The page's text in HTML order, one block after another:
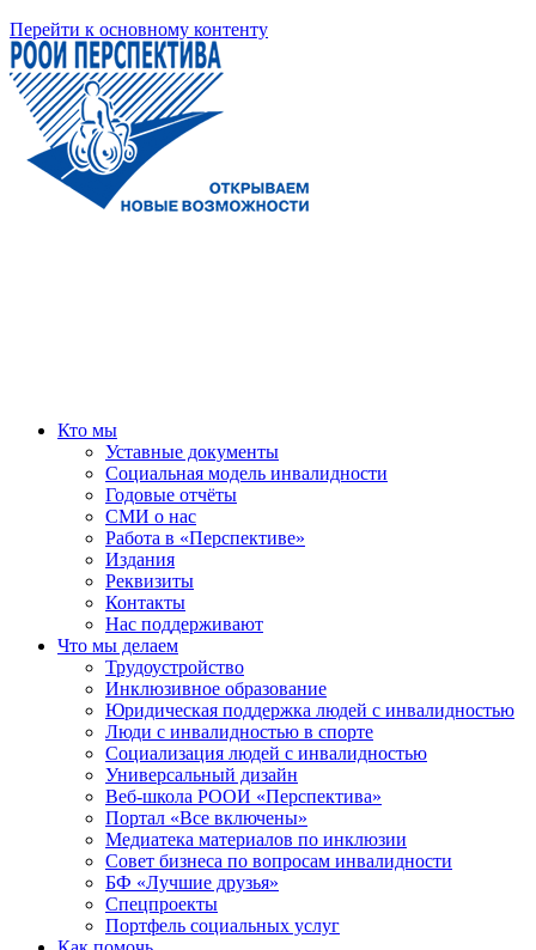
Перейти к основному контенту
Кто мы
Уставные документы
Социальная модель инвалидности
Годовые отчёты
СМИ о нас
Работа в «Перспективе»
Издания
Реквизиты
Контакты
Нас поддерживают
Что мы делаем
Трудоустройство
Инклюзивное образование
Юридическая поддержка людей с инвалидностью
Люди с инвалидностью в спорте
Социализация людей с инвалидностью
Универсальный дизайн
Веб-школа РООИ «Перспектива»
Портал «Все включены»
Медиатека материалов по инклюзии
Совет бизнеса по вопросам инвалидности
БФ «Лучшие друзья»
Спецпроекты
Портфель социальных услуг